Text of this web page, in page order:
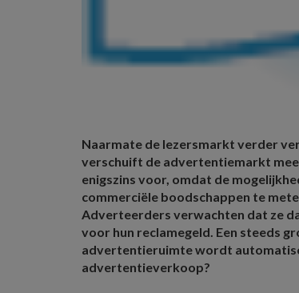
Naarmate de lezersmarkt verder
verschuift de advertentiemarkt
enigszins voor, omdat de
commerciële boodschappen te
Adverteerders verwachten dat ze
voor hun reclamegeld. Een steeds
advertentieruimte wordt
advertentieverkoop?